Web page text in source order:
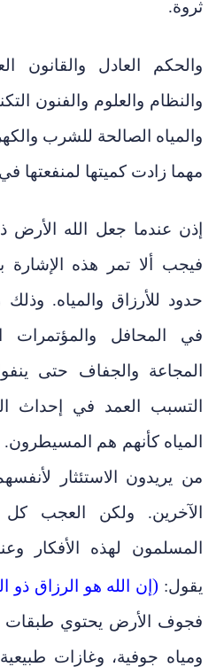
ثروة.
والحكم العادل والقانون
والنظام والعلوم والفنون
والمياه الصالحة للشرب
مهما زادت كميتها لمنفعتها في
إذن عندما جعل الله الأرض
فيجب ألا تمر هذه الإشارة
حدود للأرزاق والمياه.
في المحافل والمؤتمرات
المجاعة والجفاف حتى
التسبب العمد في إحداث
المياه كأنهم هم
من يريدون الاستئثار
الآخرين. ولكن العجب
المسلمون لهذه الأفكار
يقول: ) إن الله هو الرزاق ذو
فجوف الأرض يحتوي طبقات
ومياه جوفية، وغازات